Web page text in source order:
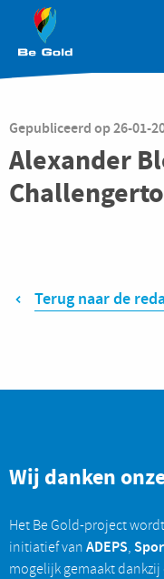
Overslaan en naar de
Gepubliceerd op26-01-
Alexander
Terug naar de
Wij danken
Het Be Gold-project
initiatief van ADEPS,
mogelijk gemaakt dankzij